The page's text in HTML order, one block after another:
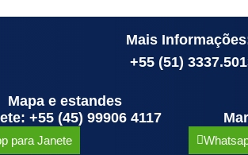
Mais
+55 (51)
Mapa e estandes
+55 (45) 99906 4117
para Janete